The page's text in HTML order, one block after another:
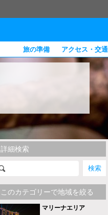
旅の準備 アクセス・交通
詳細検索
このカテゴリーで地域を絞る
マリーナエリア